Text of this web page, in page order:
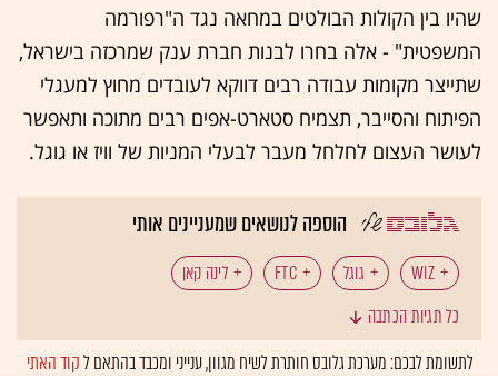
שהיו בין הקולות הבולטים במחאה נגד ה"רפורמה
המשפטית" - אלה בחרו לבנות חברת ענק שמרכזה בישראל,
שתייצר מקומות עבודה רבים דווקא לעובדים מחוץ למעגלי
הפיתוח והסייבר, תצמיח סטארט-אפים רבים מתוכה ותאפשר
לעושר העצום לחלחל מעבר לבעלי המניות של וויז או גוגל.
הוספה לנושאים שמעניינים אותי
WIZ גוגל FTC לינה קאן
טכנולוגיה: מיזוגים ורכישות
כל תגיות הכתבה
לתשומת לבכם: מערכת גלובס חותרת לשיח מגוון, ענייני ומכבד בהתאם לקוד האתי